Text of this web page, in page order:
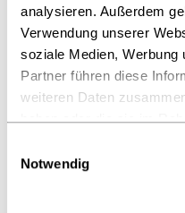
analysieren. Außerdem
Verwendung unserer
soziale Medien, Werbung
Partner führen diese
weiteren Daten
haben oder die sie im
Weitere Informationen
Notwendig
die mit dem AI Act
ausgestaltet
Bürokratie: Zu
für
Überfüllung